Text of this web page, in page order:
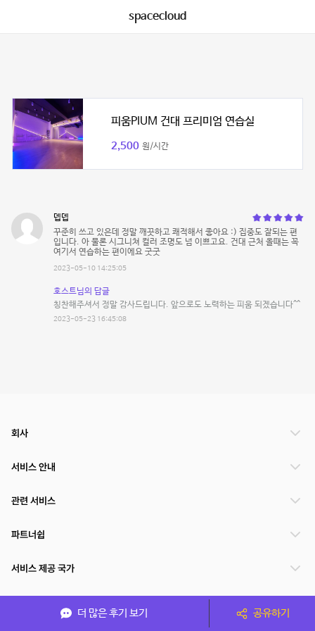
spacecloud
피움PIUM 건대 프리미엄 연습실
2,500 원/시간
뎁뎁
꾸준히 쓰고 있은데 정말 깨끗하고 쾌적해서 좋아요 :) 집중도 잘되는 편
입니다. 아 물론 시그니쳐 컬러 조명도 넘 이쁘고요. 건대 근처 올때는 꼭
여기서 연습하는 편이에요 굿굿
2023-05-10 14:25:05
호스트님의 답글
칭찬해주셔서 정말 감사드립니다. 앞으로도 노력하는 피움 되겠습니다^^
2023-05-23 16:45:08
더 많은 후기 보기 공유하기
회사
서비스 안내
관련 서비스
파트너쉽
서비스 제공 국가
(주)NSPACE 사업자정보